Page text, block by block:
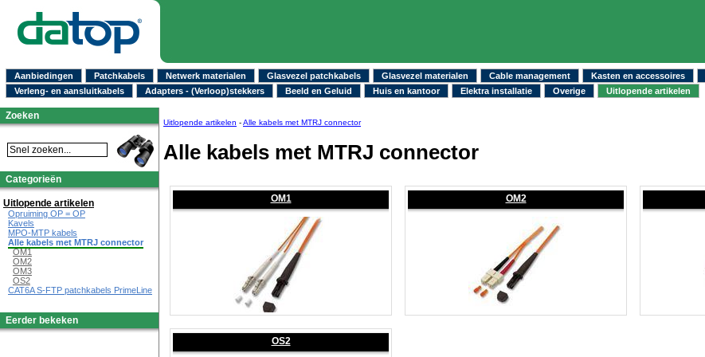
Aanbiedingen Patchkabels Netwerk materialen Glasvezel patchkabels Glasvezel materialen Cable management Kasten en accessoires
Verleng- en aansluitkabels
Adapters - (Verloop)stekkers Beeld en Geluid Huis en kantoor Elektra installatie Overige Uitlopende artikelen
Uitlopende artikelen -Alle kabels met MTRJ connector
Alle kabels met MTRJ connector
OM1 OM2
OS2
Zoeken
Categorieën
Uitlopende artikelen
Opruiming OP = OP
Kavels
MPO-MTP kabels
Alle kabels met MTRJ connector
OM1
OM2
OM3
OS2
CAT6A S-FTP patchkabels PrimeLine
Eerder bekeken